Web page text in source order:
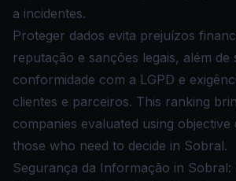
a incidentes.
Proteger dados evita prejuízos
reputação e sanções legais, além de
conformidade com a LGPD e
clientes e parceiros. This ranking
companies evaluated using
those who need to decide in Sobral.
Segurança da Informação in